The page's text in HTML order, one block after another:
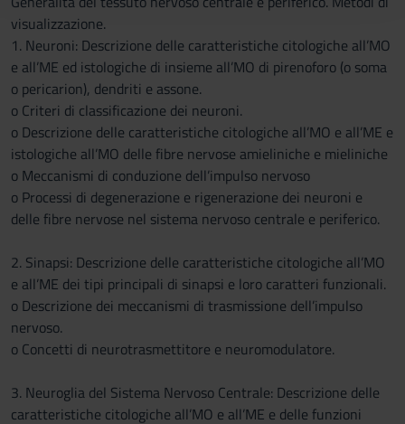
con altre informazioni che hai fornito loro o che hanno
raccolto dal tuo utilizzo dei loro servizi.
visualizzazione.
1. Neuroni: Descrizione delle caratteristiche citologiche all’MO
e all’ME ed istologiche di insieme all’MO di pirenoforo (o soma
o pericarion), dendriti e assone.
o Criteri di classificazione dei neuroni.
o Descrizione delle caratteristiche citologiche all’MO e all’ME e
istologiche all’MO delle fibre nervose amieliniche e mieliniche
o Meccanismi di conduzione dell’impulso nervoso
o Processi di degenerazione e rigenerazione dei neuroni e
delle fibre nervose nel sistema nervoso centrale e periferico.
2. Sinapsi: Descrizione delle caratteristiche citologiche all’MO
e all’ME dei tipi principali di sinapsi e loro caratteri funzionali.
o Descrizione dei meccanismi di trasmissione dell’impulso
nervoso.
o Concetti di neurotrasmettitore e neuromodulatore.
3. Neuroglia del Sistema Nervoso Centrale: Descrizione delle
caratteristiche citologiche all’MO e all’ME e delle funzioni